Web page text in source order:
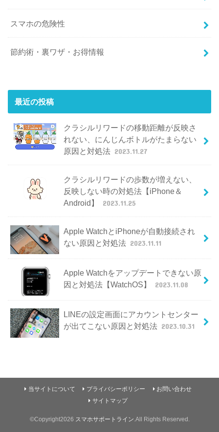
スマホの危険性
節約術・裏ワザ・お得情報
最近の投稿
クラシルリワードの移動距離が反映さ
れない、にんじんボトルがたまらない
原因と対処法 2023.11.27
クラシルリワードの歩数が増えない、
反映しない時の対処法【iPhone＆
Android】
2023.11.25
Apple WatchとiPhoneが自動接続され
ない原因と対処法 2023.11.11
Apple Watchをアップデートできない原
因と対処法【WatchOS】
2023.11.08
LINEの設定画面にアカウントセンター
が出てこない原因と対処法 2023.10.31
当サイトについて プライバシーポリシー
お問い合わせ
サイトマップ
©Copyright2026 スマホサポートライン .All Rights Reserved.